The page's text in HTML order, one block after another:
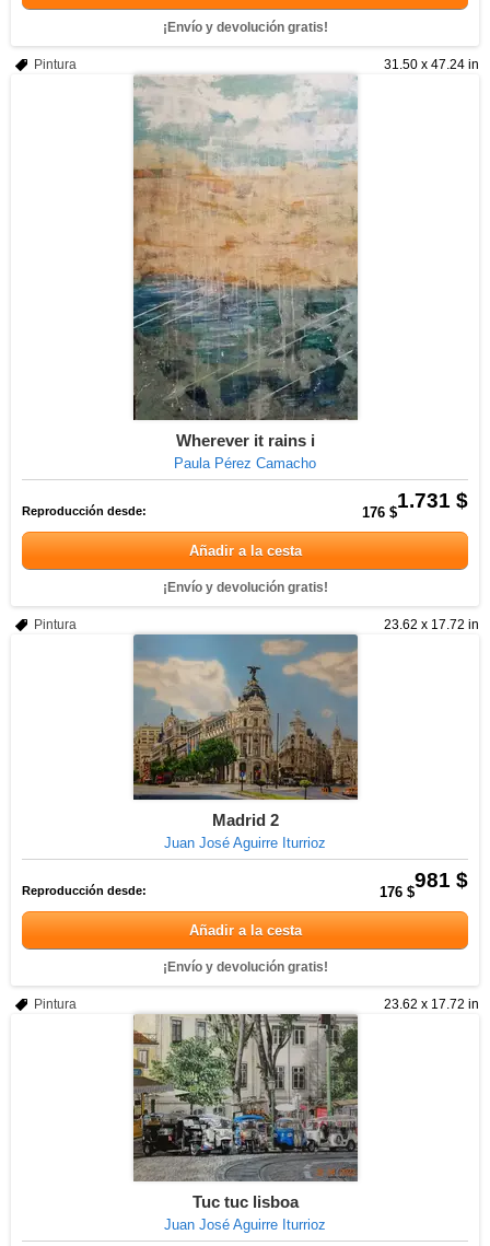
¡Envío y devolución gratis!
31.50 x 47.24 in
Pintura
Wherever it rains i
Paula Pérez Camacho
1.731 $
Reproducción desde: 176 $
Añadir a la cesta
¡Envío y devolución gratis!
23.62 x 17.72 in
Pintura
Madrid 2
Juan José Aguirre Iturrioz
981 $
Reproducción desde: 176 $
Añadir a la cesta
¡Envío y devolución gratis!
23.62 x 17.72 in
Pintura
Tuc tuc lisboa
Juan José Aguirre Iturrioz